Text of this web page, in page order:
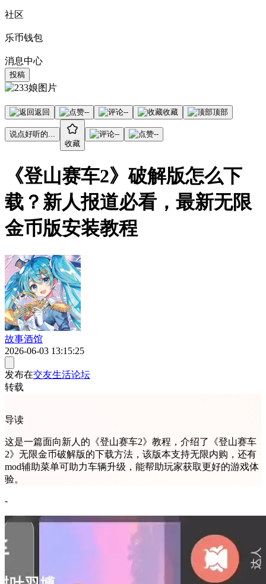
社区
乐币钱包
消息中心
投稿
返回 -- -- 收藏 顶部
说点好听的...
收藏
-- --
《登山赛车2》破解版怎么下
载？新人报道必看，最新无限
金币版安装教程
故事酒馆
2026-06-03 13:15:25
发布在交友生活论坛
转载
导读
这是一篇面向新人的《登山赛车2》教程，介绍了《登山赛车
2》无限金币破解版的下载方法，该版本支持无限内购，还有
mod辅助菜单可助力车辆升级，能帮助玩家获取更好的游戏体
验。
-